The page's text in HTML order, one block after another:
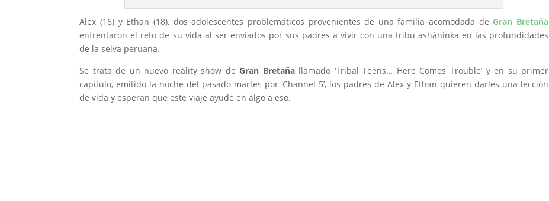
Alex (16) y Ethan (18), dos adolescentes problemáticos provenientes de una familia acomodada de Gran Bretaña
enfrentaron el reto de su vida al ser enviados por sus padres a vivir con una tribu asháninka en las profundidades
de la selva peruana.
Se trata de un nuevo reality show deGran Bretañallamado ‘Tribal Teens… Here Comes Trouble’ y en su primer
capítulo, emitido la noche del pasado martes por ‘Channel 5’, los padres de Alex y Ethan quieren darles una lección
de vida y esperan que este viaje ayude en algo a eso.